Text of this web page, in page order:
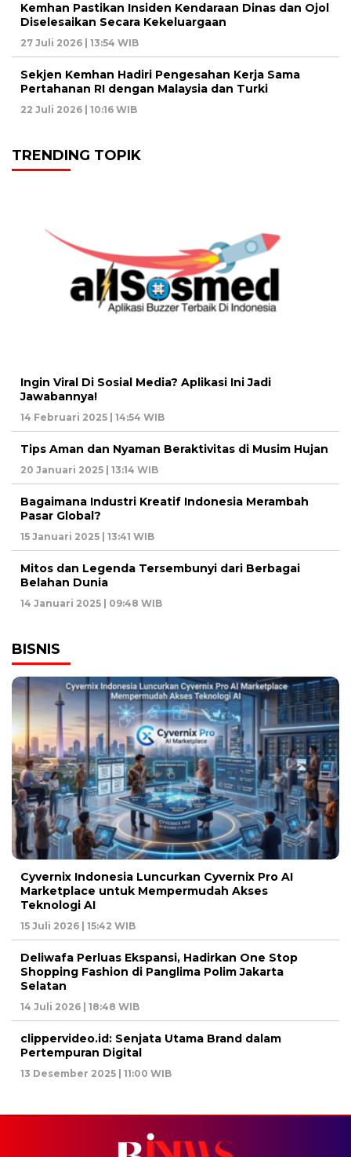
Kemhan Pastikan Insiden Kendaraan Dinas dan Ojol
Diselesaikan Secara Kekeluargaan
27 Juli 2026 | 13:54 WIB
Sekjen Kemhan Hadiri Pengesahan Kerja Sama
Pertahanan RI dengan Malaysia dan Turki
22 Juli 2026 | 10:16 WIB
TRENDING TOPIK
Ingin Viral Di Sosial Media? Aplikasi Ini Jadi
Jawabannya!
14 Februari 2025 | 14:54 WIB
Tips Aman dan Nyaman Beraktivitas di Musim Hujan
20 Januari 2025 | 13:14 WIB
Bagaimana Industri Kreatif Indonesia Merambah
Pasar Global?
15 Januari 2025 | 13:41 WIB
Mitos dan Legenda Tersembunyi dari Berbagai
Belahan Dunia
14 Januari 2025 | 09:48 WIB
BISNIS
Cyvernix Indonesia Luncurkan Cyvernix Pro AI
Marketplace untuk Mempermudah Akses
Teknologi AI
15 Juli 2026 | 15:42 WIB
Deliwafa Perluas Ekspansi, Hadirkan One Stop
Shopping Fashion di Panglima Polim Jakarta
Selatan
14 Juli 2026 | 18:48 WIB
clippervideo.id: Senjata Utama Brand dalam
Pertempuran Digital
13 Desember 2025 | 11:00 WIB